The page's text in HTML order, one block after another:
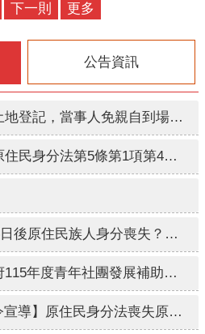
下一則 更多
公告資訊
場之替代措施，民眾可利用線上聲明、 設置土地登記印鑑等替代措施申辦土地登記。
定適用對象，惟姓名尚未取用傳統名字或從具有原住民身分之父或母之姓者，請詳閱本訊息。
原住民族人身分喪失？懶人包說明
年度青年社團發展補助計畫
】原住民身分法喪失原住民身分之規定